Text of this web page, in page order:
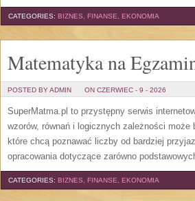
CATEGORIES: BIZNES, FINANSE, EKONOMIA
Matematyka na
POSTED BY ADMIN ON CZERWIEC - 9 - 2026
SuperMatma.pl to przystępny serwis
wzorów, równań i logicznych zależności
które chcą poznawać liczby od bardziej
opracowania dotyczące zarówno
CATEGORIES: BIZNES, FINANSE, EKONOMIA